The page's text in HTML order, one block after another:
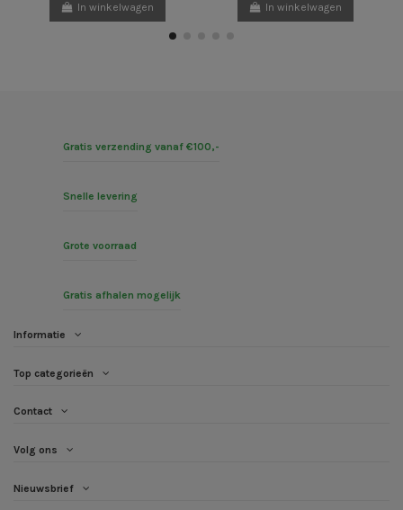
In winkelwagen In winkelwagen
Gratis verzending vanaf €100,-
Snelle levering
Grote voorraad
Gratis afhalen mogelijk
Informatie
Top categorieën
Contact
Volg ons
Nieuwsbrief